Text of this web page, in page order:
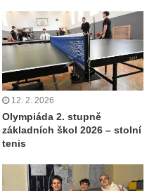
12. 2. 2026
Olympiáda 2. stupně
základních škol 2026 – stolní
tenis